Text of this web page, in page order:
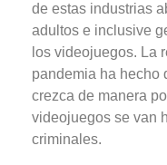
de estas industrias
adultos e inclusive
los videojuegos. La
pandemia ha hecho
crezca de manera
videojuegos se van
criminales.